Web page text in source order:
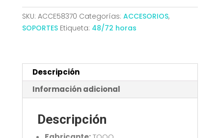
70-
90
LPHA7090
cantidad
SKU: ACCE58370 Categorías: ACCESORIOS,
SOPORTES Etiqueta: 48/72 horas
Descripción
Información adicional
Descripción